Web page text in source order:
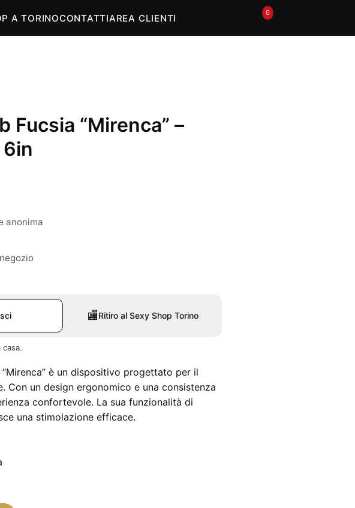
A TORINOCONTATTIAREA CLIENTI 🛒0
Fucsia “Mirenca” –
anonima
🏬Ritiro al Sexy Shop Torino
casa.
“Mirenca” è un dispositivo progettato per il
Con un design ergonomico e una consistenza
confortevole. La sua funzionalità di
una stimolazione efficace.